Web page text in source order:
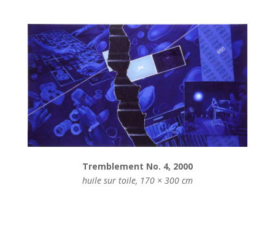
Tremblement No. 4, 2000
huile sur toile, 170 × 300 cm